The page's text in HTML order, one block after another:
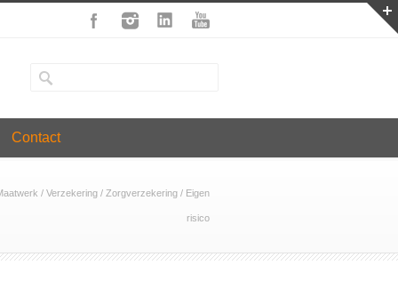
Contact
/ Verzekering / Zorgverzekering / Eigen
risico